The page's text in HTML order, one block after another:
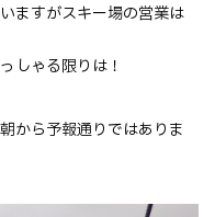
ますがスキー場の営業は
しゃる限りは！
から予報通りではありま